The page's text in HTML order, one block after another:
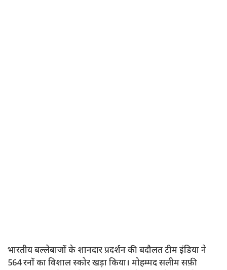
भारतीय बल्लेबाजों के शानदार प्रदर्शन की बदौलत टीम इंडिया ने
564 रनों का विशाल स्कोर खड़ा किया। मोहम्मद सलीम सफ़ी